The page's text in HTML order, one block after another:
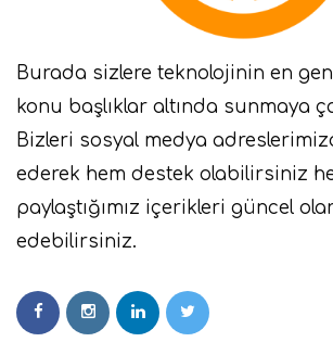
Burada sizlere teknolojinin en
konu başlıklar altında sunmaya
Bizleri sosyal medya
ederek hem destek olabilirsiniz
paylaştığımız içerikleri güncel
edebilirsiniz.